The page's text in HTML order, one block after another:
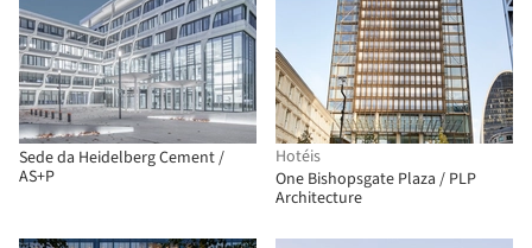
Sede da Heidelberg Cement /
AS+P
Hotéis
One Bishopsgate Plaza / PLP
Architecture